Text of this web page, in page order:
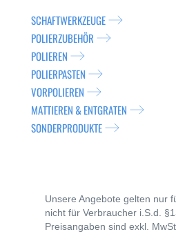
SCHAFTWERKZEUGE
POLIERZUBEHÖR
POLIEREN
POLIERPASTEN
VORPOLIEREN
MATTIEREN & ENTGRATEN
SONDERPRODUKTE
Unsere Angebote gelten nur
nicht für Verbraucher i.S.d.
Preisangaben sind exkl.